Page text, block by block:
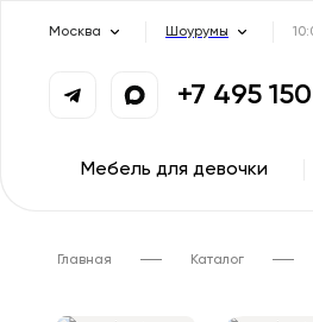
Москва Шоурумы
+7 495
Мебель для девочки
Главная Каталог